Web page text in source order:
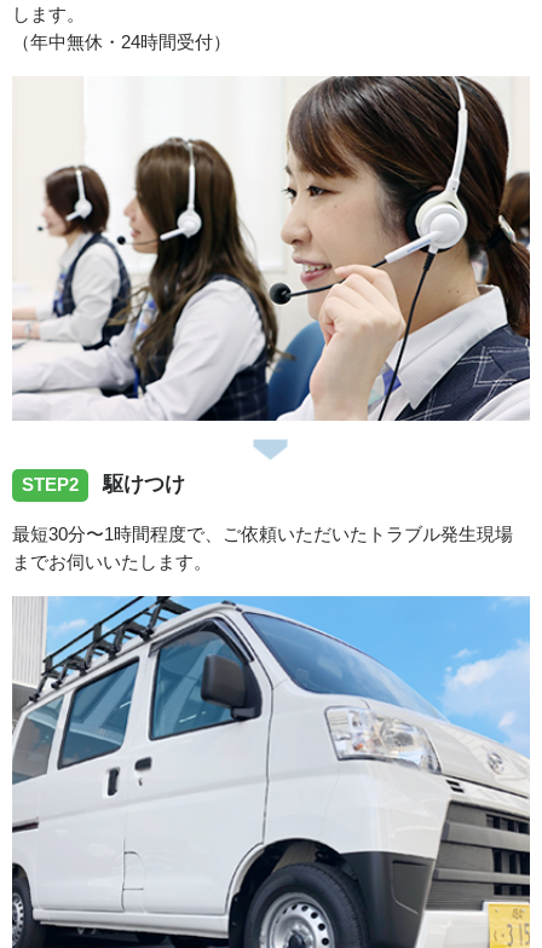
た。
愛知県春日井市岩成台へトイレ修理に向かいました。
2026/07/31
愛知県犬山市羽黒竹の腰へトイレの故障修理に向かいまし
た。
2026/07/30
愛知県豊田市越戸町へ洗濯蛇口の水漏れ修理でお伺いしま
2026/07/30
愛知県豊田市昭和町へ洗濯蛇口の水漏れ修理でお伺いしま
した。
2026/07/28
愛知県海部郡蟹江町蟹江本町へ浴室蛇口の水漏れ修理に向
かいました。
2026/07/27
します。
（年中無休・24時間受付）
STEP2 駆けつけ
最短30分〜1時間程度で、ご依頼いただいたトラブル発生現場
までお伺いいたします。